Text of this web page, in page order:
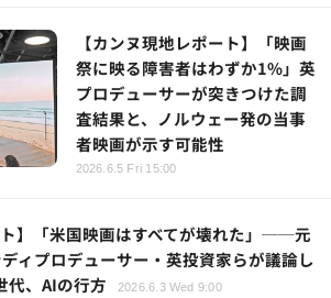
【カンヌ現地レポート】「映画
祭に映る障害者はわずか1%」英
プロデューサーが突きつけた調
査結果と、ノルウェー発の当事
者映画が示す可能性
2026.6.5 Fri 15:00
ト】「米国映画はすべてが壊れた」──元
ィプロデューサー・英投資家らが議論し
代、AIの行方
2026.6.3 Wed 9:00